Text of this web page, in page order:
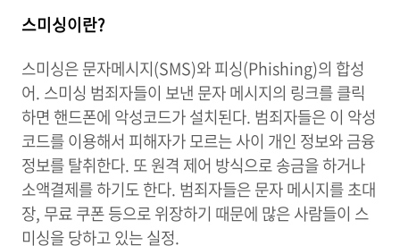
스미싱이란?
스미싱은 문자메시지(SMS)와 피싱(Phishing)의 합성
어. 스미싱 범죄자들이 보낸 문자 메시지의 링크를 클릭
하면 핸드폰에 악성코드가 설치된다. 범죄자들은 이 악성
코드를 이용해서 피해자가 모르는 사이 개인 정보와 금융
정보를 탈취한다. 또 원격 제어 방식으로 송금을 하거나
소액결제를 하기도 한다. 범죄자들은 문자 메시지를 초대
장, 무료 쿠폰 등으로 위장하기 때문에 많은 사람들이 스
미싱을 당하고 있는 실정.